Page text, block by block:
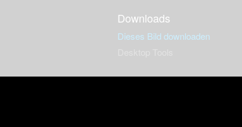
Downloads
Dieses Bild downloaden